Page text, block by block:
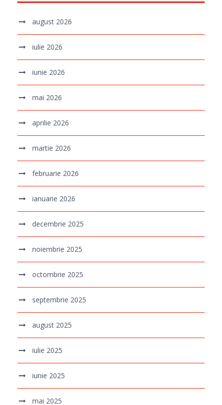
august 2026
iulie 2026
iunie 2026
mai 2026
aprilie 2026
martie 2026
februarie 2026
ianuarie 2026
decembrie 2025
noiembrie 2025
octombrie 2025
septembrie 2025
august 2025
iulie 2025
iunie 2025
mai 2025